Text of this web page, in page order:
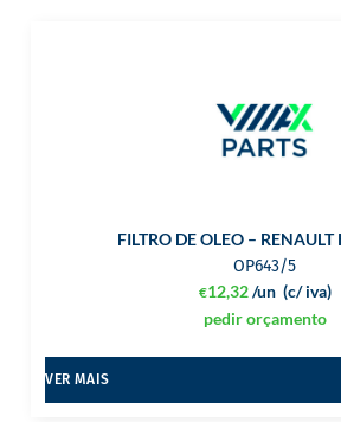
FILTRO DE OLEO –
OP643/5
€12,32 (c/ iva)
/un
pedir orçamento
VER MAIS